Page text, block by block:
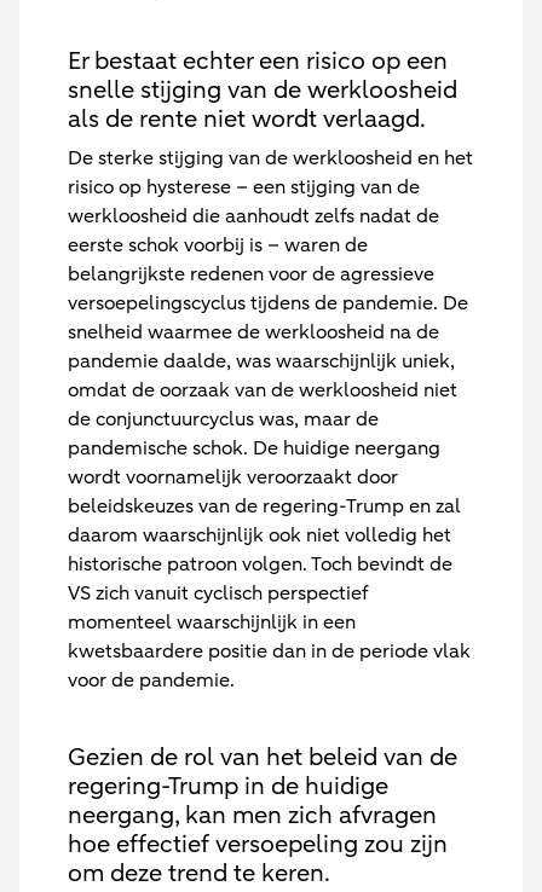
Er bestaat echter een risico op een
snelle stijging van de werkloosheid
als de rente niet wordt verlaagd.
De sterke stijging van de werkloosheid en het
risico op hysterese – een stijging van de
werkloosheid die aanhoudt zelfs nadat de
eerste schok voorbij is – waren de
belangrijkste redenen voor de agressieve
versoepelingscyclus tijdens de pandemie. De
snelheid waarmee de werkloosheid na de
pandemie daalde, was waarschijnlijk uniek,
omdat de oorzaak van de werkloosheid niet
de conjunctuurcyclus was, maar de
pandemische schok. De huidige neergang
wordt voornamelijk veroorzaakt door
beleidskeuzes van de regering-Trump en zal
daarom waarschijnlijk ook niet volledig het
historische patroon volgen. Toch bevindt de
VS zich vanuit cyclisch perspectief
momenteel waarschijnlijk in een
kwetsbaardere positie dan in de periode vlak
voor de pandemie.
Gezien de rol van het beleid van de
regering-Trump in de huidige
neergang, kan men zich afvragen
hoe effectief versoepeling zou zijn
om deze trend te keren.